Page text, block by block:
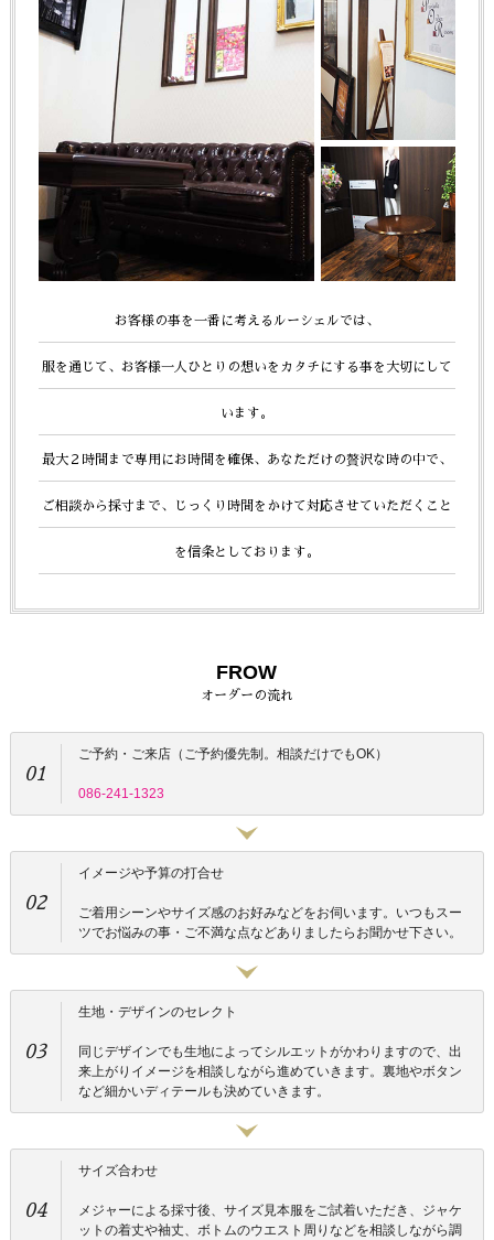
お客様の事を一番に考えるルーシェルでは、
服を通じて、お客様一人ひとりの想いをカタチにする事を大切にして
います。
最大２時間まで専用にお時間を確保、あなただけの贅沢な時の中で、
ご相談から採寸まで、じっくり時間をかけて対応させていただくこと
を信条としております。
FROW
オーダーの流れ
01
ご予約・ご来店（ご予約優先制。相談だけでもOK）
086-241-1323
02
イメージや予算の打合せ
ご着用シーンやサイズ感のお好みなどをお伺います。いつもスー
ツでお悩みの事・ご不満な点などありましたらお聞かせ下さい。
03
生地・デザインのセレクト
同じデザインでも生地によってシルエットがかわりますので、出
来上がりイメージを相談しながら進めていきます。裏地やボタン
など細かいディテールも決めていきます。
04
サイズ合わせ
メジャーによる採寸後、サイズ見本服をご試着いただき、ジャケ
ットの着丈や袖丈、ボトムのウエスト周りなどを相談しながら調